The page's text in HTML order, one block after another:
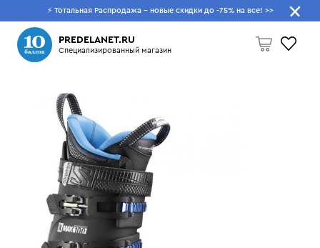
⚡ Тотальная Распродажа - новые скидки до -75% на все! >>
PREDELANET.RU
Специализированный магазин
Что будем искать?